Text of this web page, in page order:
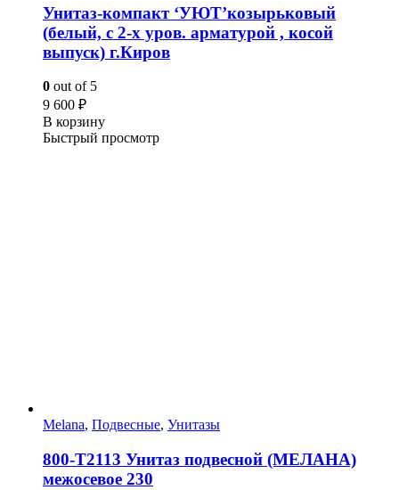
Унитаз-компакт ‘УЮТ’козырьковый
(белый, с 2-х уров. арматурой , косой
выпуск) г.Киров
0 out of 5
9 600 ₽
В корзину
Быстрый просмотр
Melana, Подвесные, Унитазы
800-Т2113 Унитаз подвесной (МЕЛАНА)
межосевое 230